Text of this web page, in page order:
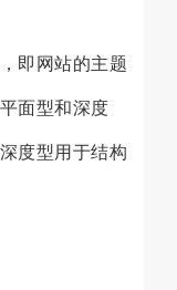
即网站的主题
面型和深度
度型用于结构